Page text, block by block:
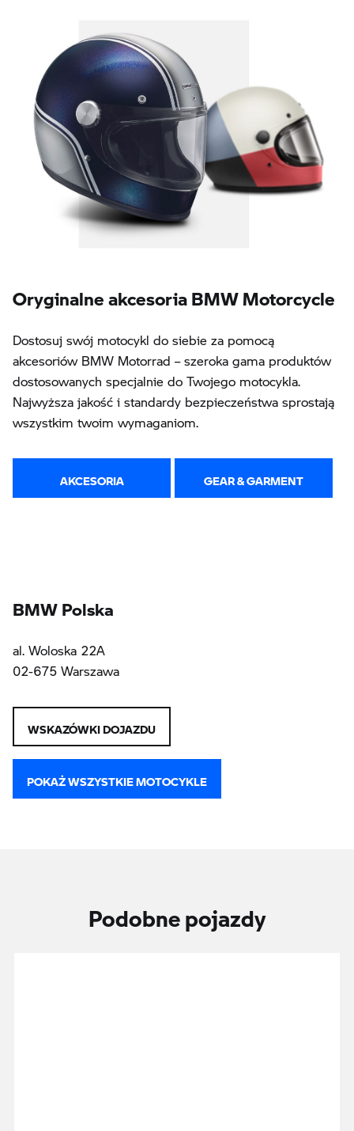
Oryginalne akcesoria BMW Motorcycle
Dostosuj swój motocykl do siebie za pomocą
akcesoriów BMW Motorrad – szeroka gama produktów
dostosowanych specjalnie do Twojego motocykla.
Najwyższa jakość i standardy bezpieczeństwa sprostają
wszystkim twoim wymaganiom.
AKCESORIA GEAR & GARMENT
BMW Polska
al. Woloska 22A
02-675 Warszawa
WSKAZÓWKI DOJAZDU
POKAŻ WSZYSTKIE MOTOCYKLE
Podobne pojazdy